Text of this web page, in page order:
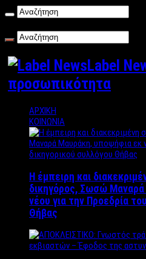
Label
προσωπικότητα
ΑΡΧΙΚΗ
ΚΟΙΝΩΝΙΑ
Η έμπειρη και
δικηγόρος, Σωσώ
νέου για την Προεδρία
Θήβας